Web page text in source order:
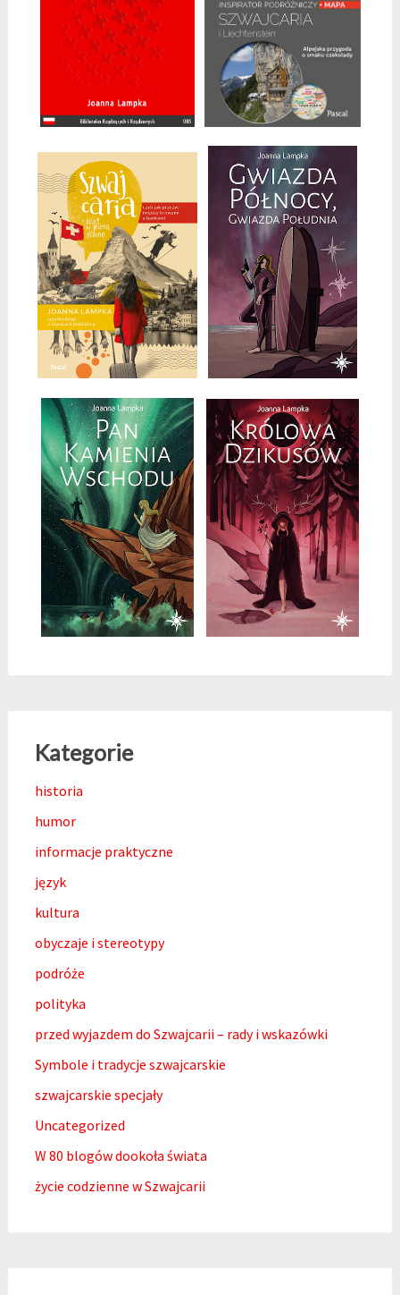
Kategorie
historia
humor
informacje praktyczne
język
kultura
obyczaje i stereotypy
podróże
polityka
przed wyjazdem do Szwajcarii – rady i wskazówki
Symbole i tradycje szwajcarskie
szwajcarskie specjały
Uncategorized
W 80 blogów dookoła świata
życie codzienne w Szwajcarii